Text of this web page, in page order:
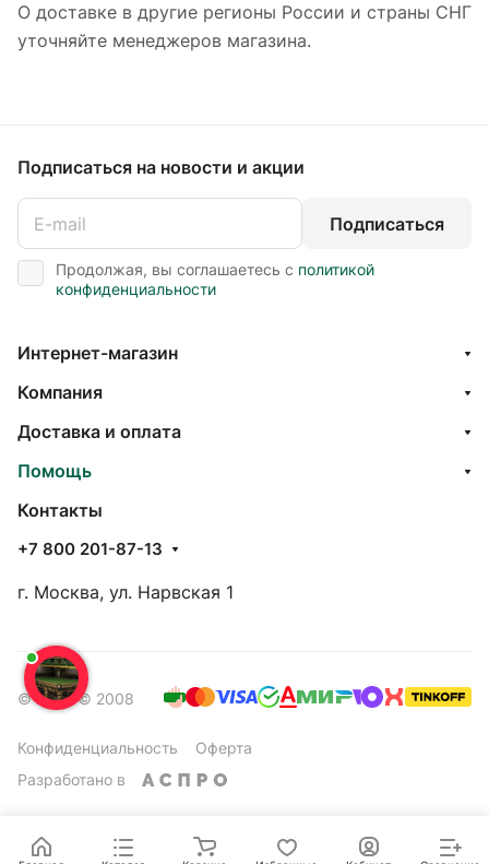
О доставке в другие регионы России и страны СНГ
уточняйте менеджеров магазина.
Подписаться на новости и акции
Подписаться
Продолжая, вы соглашаетесь с политикой
конфиденциальности
Интернет-магазин
Компания
Доставка и оплата
Помощь
Контакты
+7 800 201-87-13
г. Москва, ул. Нарвская 1
© 2026 © 2008
Конфиденциальность
Оферта
Разработано в